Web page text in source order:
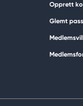
Opprett
Glemt